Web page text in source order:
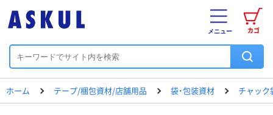
カゴ
メニュー
ホーム テープ/梱包資材/店舗用品 袋・包装資材 チャック